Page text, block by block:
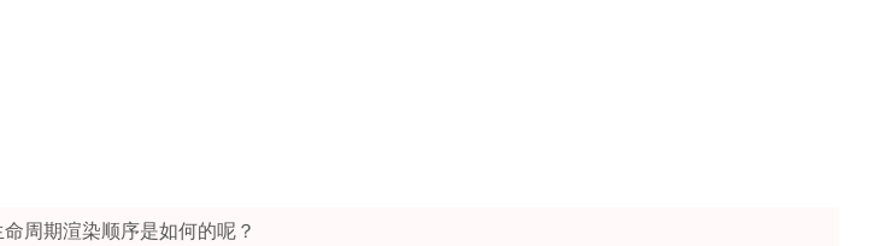
命周期渲染顺序是如何的呢？